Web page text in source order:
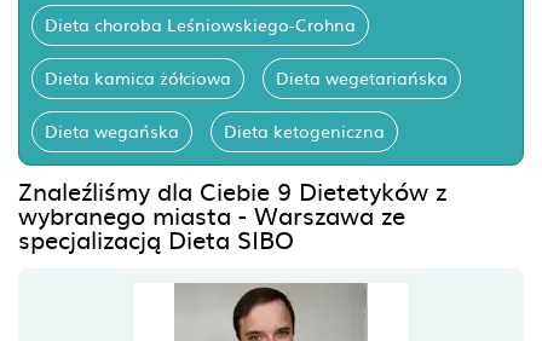
Dieta choroba Leśniowskiego-Crohna
Dieta kamica żółciowa Dieta wegetariańska
Dieta wegańska Dieta ketogeniczna
Znaleźliśmy dla Ciebie 9 Dietetyków z
wybranego miasta - Warszawa ze
specjalizacją Dieta SIBO